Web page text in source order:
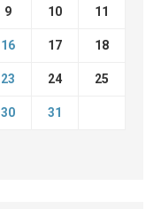
9 10 11
16 17 18
23 24 25
30 31